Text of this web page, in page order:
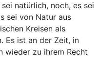
natürlich, noch, es sei
sei von Natur aus
Kreisen als
Es ist an der Zeit, in
wieder zu ihrem Recht